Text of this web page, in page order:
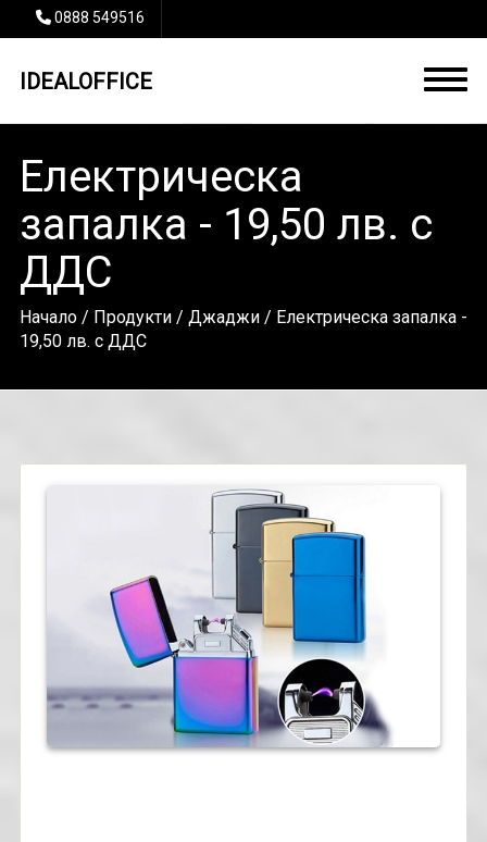
0888 549516
IDEALOFFICE
Електрическа
запалка - 19,50 лв. с
ДДС
Начало/ Продукти/ Джаджи/ Електрическа запалка -
19,50 лв. с ДДС